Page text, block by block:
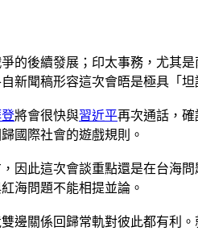
的後續發展；印太事務，尤其
新聞稿形容這次會晤是極具「坦
將會很快與習近平再次通話，
國際社會的遊戲規則。
此這次會談重點還是在台海
海問題不能相提並論。
邊關係回歸常軌對彼此都有利